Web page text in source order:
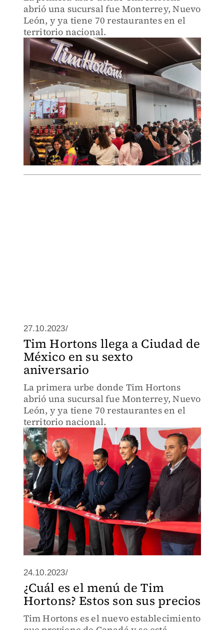
abrió una sucursal fue Monterrey, Nuevo
León, y ya tiene 70 restaurantes en el
territorio nacional.
27.10.2023/
Tim Hortons llega a Ciudad de
México en su sexto
aniversario
La primera urbe donde Tim Hortons
abrió una sucursal fue Monterrey, Nuevo
León, y ya tiene 70 restaurantes en el
territorio nacional.
24.10.2023/
¿Cuál es el menú de Tim
Hortons? Estos son sus precios
Tim Hortons es el nuevo establecimiento